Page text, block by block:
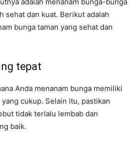
sehat dan kuat. Berikut adalah
bunga taman yang sehat dan
tepat
Anda menanam bunga memiliki
cukup. Selain itu, pastikan
tidak terlalu lembab dan
baik.